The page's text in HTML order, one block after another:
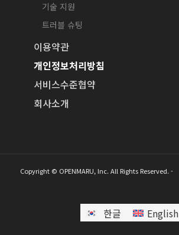
기술 지원
트러블 슈팅
이용약관
개인정보처리방침
서비스수준협약
회사소개
Copyright © OPENMARU, Inc. All Rights Reserved. -
한글 English